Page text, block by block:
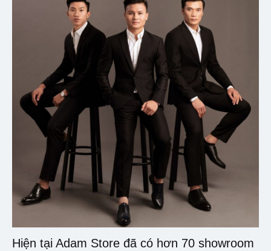
Hiện tại Adam Store đã có hơn 70 showroom